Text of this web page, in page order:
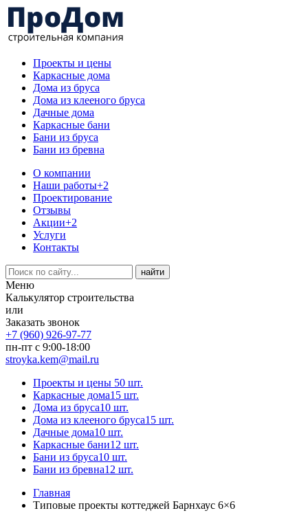
Проекты и цены
Каркасные дома
Дома из бруса
Дома из клееного бруса
Дачные дома
Каркасные бани
Бани из бруса
Бани из бревна
О компании
Наши работы+2
Проектирование
Отзывы
Акции+2
Услуги
Контакты
Меню
Калькулятор строительства
или
Заказать звонок
+7 (960) 926-97-77
пн-пт с 9:00-18:00
stroyka.kem@mail.ru
Проекты и цены 50 шт.
Каркасные дома15 шт.
Дома из бруса10 шт.
Дома из клееного бруса15 шт.
Дачные дома10 шт.
Каркасные бани12 шт.
Бани из бруса10 шт.
Бани из бревна12 шт.
Главная
Типовые проекты коттеджей Барнхаус 6×6